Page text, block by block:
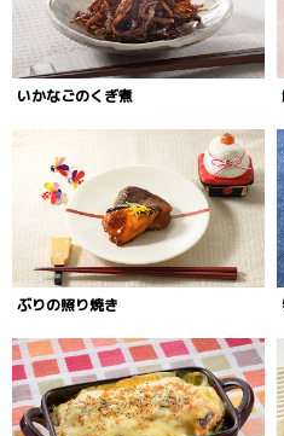
いかなごのくぎ煮
ぶりの照り焼き